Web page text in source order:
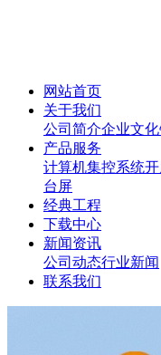
网站首页
关于我们
公司简介企业文化
产品服务
计算机集控系统
台屏
经典工程
下载中心
新闻资讯
公司动态行业新闻
联系我们